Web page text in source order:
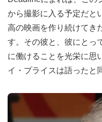
から撮影に入る予定だと
高の映画を作り続けてき
す。その彼と、彼にとっ
に働けることを光栄に思
イ・プライスは語ったと